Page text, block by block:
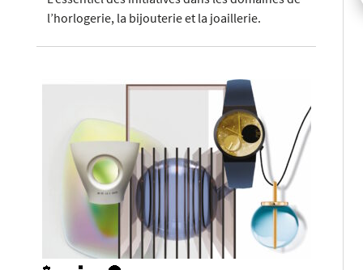
l’horlogerie, la bijouterie et la joaillerie.